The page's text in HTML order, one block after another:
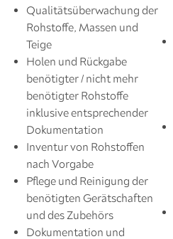
Qualitätsüberwachung der
Rohstoffe, Massen und
Teige
Holen und Rückgabe
benötigter / nicht mehr
benötigter Rohstoffe
inklusive entsprechender
Dokumentation
Inventur von Rohstoffen
nach Vorgabe
Pflege und Reinigung der
benötigten Gerätschaften
und des Zubehörs
Dokumentation und